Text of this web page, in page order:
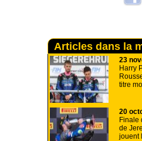
Articles dans la
23
Harry
titre
20
Finale
de
jouent